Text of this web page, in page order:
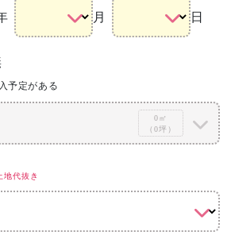
月 日
予定がある
0㎡
（0坪）
地代抜き